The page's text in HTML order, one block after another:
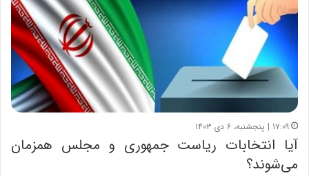
۱۷:۰۹ | پنجشنبه، ۶ دی ۱۴۰۳
آیا انتخابات ریاست جمهوری و مجلس همزمان
می‌شوند؟